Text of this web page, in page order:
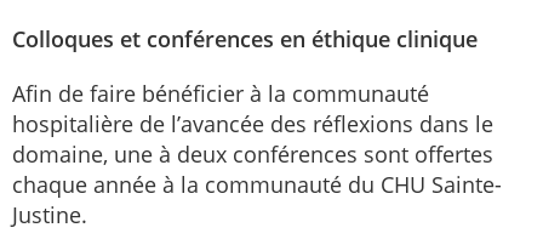
Colloques et conférences en éthique clinique
Afin de faire bénéficier à la communauté
hospitalière de l’avancée des réflexions dans le
domaine, une à deux conférences sont offertes
chaque année à la communauté du CHU Sainte-
Justine.